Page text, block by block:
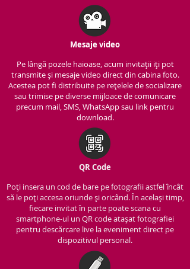
Mesaje video
Pe lângă pozele haioase, acum invitații iți pot
transmite și mesaje video direct din cabina foto.
Acestea pot fi distribuite pe rețelele de socializare
sau trimise pe diverse mijloace de comunicare
precum mail, SMS, WhatsApp sau link pentru
download.
QR Code
Poți insera un cod de bare pe fotografii astfel încât
să le poți accesa oriunde și oricând. În același timp,
fiecare invitat în parte poate scana cu
smartphone-ul un QR code atașat fotografiei
pentru descărcare live la eveniment direct pe
dispozitivul personal.